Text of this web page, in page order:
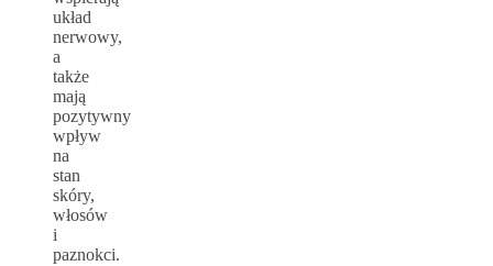
układ
nerwowy,
a
także
mają
pozytywny
wpływ
na
stan
skóry,
włosów
i
paznokci.